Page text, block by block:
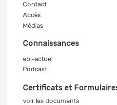
Contact
Accès
Médias
Connaissances
ebi-actuel
Podcast
Certificats et
voir les documents